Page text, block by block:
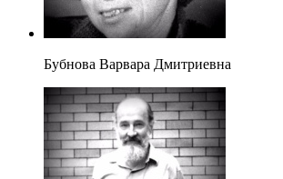
Бубнова Варвара Дмитриевна